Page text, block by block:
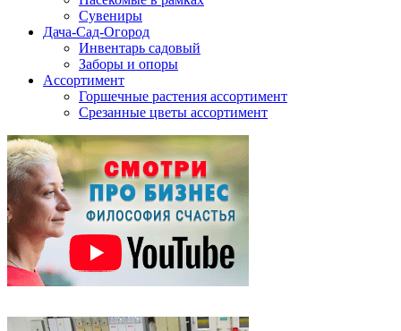
Сувениры
Дача-Сад-Огород
Инвентарь садовый
Заборы и опоры
Ассортимент
Горшечные растения ассортимент
Срезанные цветы ассортимент